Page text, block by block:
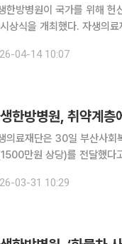
한방병원이 국가를 위해 헌
했다. 자생의료재단은 13일 경기 성남시 자생메디바이오센터에서 ‘제5회 2026
자로 나섰으며 관련 기관 주
04-14 10:07
한방병원, 취약계
의료재단은 30일 부산사
만원 상당)를 전달했다고 31일 밝혔다. 부산 레이어스 호텔
욱 부산사회복지공동모금
03-31 10:29